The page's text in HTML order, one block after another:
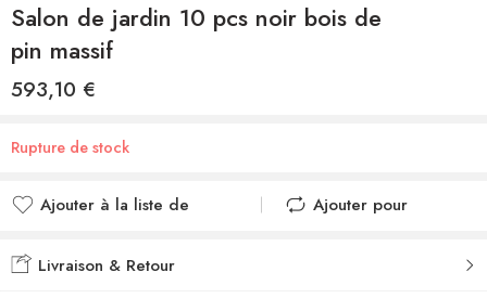
Salon de jardin 10 pcs noir bois de
pin massif
593,10 €
Rupture de stock
Ajouter à la liste de
Ajouté à la liste de
Ajouter pour
Livraison & Retour